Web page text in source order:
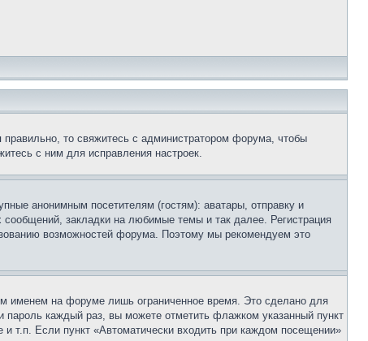
то свяжитесь с администратором форума, чтобы
с ним для исправления настроек.
анонимным посетителям (гостям): аватары, отправку и
закладки на любимые темы и так далее. Регистрация
возможностей форума. Поэтому мы рекомендуем это
именем на форуме лишь ограниченное время. Это сделано для
пароль каждый раз, вы можете отметить флажком указанный пункт
т.п. Если пункт «Автоматически входить при каждом посещении»